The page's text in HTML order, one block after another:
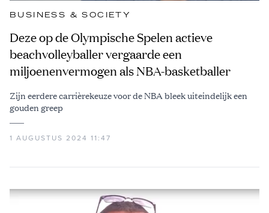
BUSINESS & SOCIETY
Deze op de Olympische Spelen actieve
beachvolleyballer vergaarde een
miljoenenvermogen als NBA-basketballer
Zijn eerdere carrièrekeuze voor de NBA bleek uiteindelijk een
gouden greep
1 AUGUSTUS 2024 11:47